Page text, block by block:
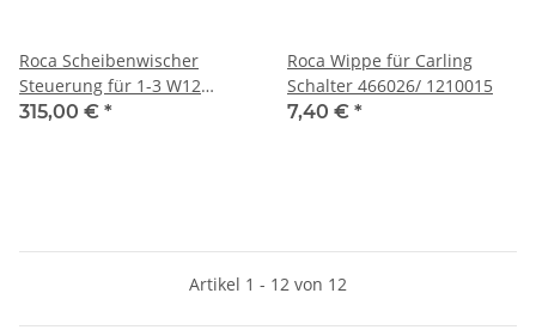
Roca Scheibenwischer
Steuerung für 1-3 W12
Motoren 12V und 24V
315,00 € *
Roca Wippe für Carling
Schalter 466026/ 1210015
7,40 € *
Artikel 1 - 12 von 12